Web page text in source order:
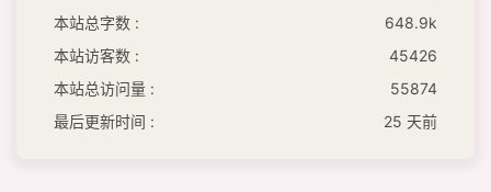
本站总字数 :
648.9k
本站访客数 :
45426
本站总访问量 :
55874
最后更新时间 :
25 天前